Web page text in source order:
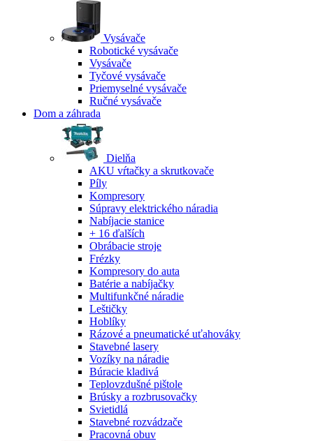
Vysávače
Robotické vysávače
Vysávače
Tyčové vysávače
Priemyselné vysávače
Ručné vysávače
Dom a záhrada
Dielňa
AKU vŕtačky a skrutkovače
Píly
Kompresory
Súpravy elektrického náradia
Nabíjacie stanice
+ 16 ďalších
Obrábacie stroje
Frézky
Kompresory do auta
Batérie a nabíjačky
Multifunkčné náradie
Leštičky
Hoblíky
Rázové a pneumatické uťahováky
Stavebné lasery
Vozíky na náradie
Búracie kladivá
Teplovzdušné pištole
Brúsky a rozbrusovačky
Svietidlá
Stavebné rozvádzače
Pracovná obuv